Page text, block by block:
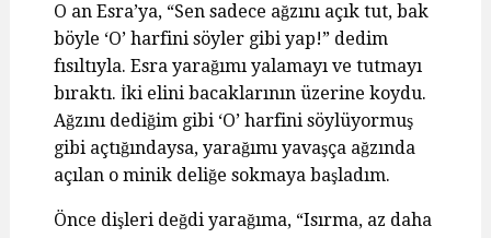
O an Esra’ya, “Sen sadece ağzını açık tut, bak
böyle ‘O’ harfini söyler gibi yap!” dedim
fısıltıyla. Esra yarağımı yalamayı ve tutmayı
bıraktı. İki elini bacaklarının üzerine koydu.
Ağzını dediğim gibi ‘O’ harfini söylüyormuş
gibi açtığındaysa, yarağımı yavaşça ağzında
açılan o minik deliğe sokmaya başladım.
Önce dişleri değdi yarağıma, “Isırma, az daha